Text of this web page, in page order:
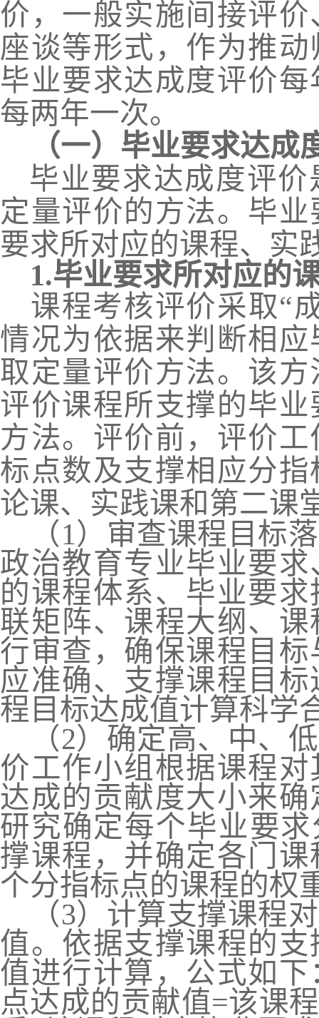
价 ， 一般实施间接评
座谈等形式 ， 作为推
毕业要求达成度评价每
每两年一次。
（一）毕业要求达成
毕业要求达成度评
定量评价的方法。毕业
要求所对应的课程、实
1.毕业要求所对应的
课程考核评价采取“
情况为依据来判断相
取定量评价方法。该
评价课程所支撑的毕
方法。评价前 ， 评价工
标点数及支撑相应分
论课、实践课和第二课
（1） 审查课程目标
政治教育专业毕业要
的课程体系、毕业要
联矩阵、课程大纲、
行审查 ， 确保课程目
应准确、支撑课程目
程目标达成值计算科学
（2） 确定高、中、
价工作小组根据课程
达成的贡献度大小来
研究确定每个毕业要
撑课程 ， 并确定各门
个分指标点的课程的权
（3） 计算支撑课程
值。依据支撑课程的
值进行计算 ， 公式如
点达成的贡献值=该课